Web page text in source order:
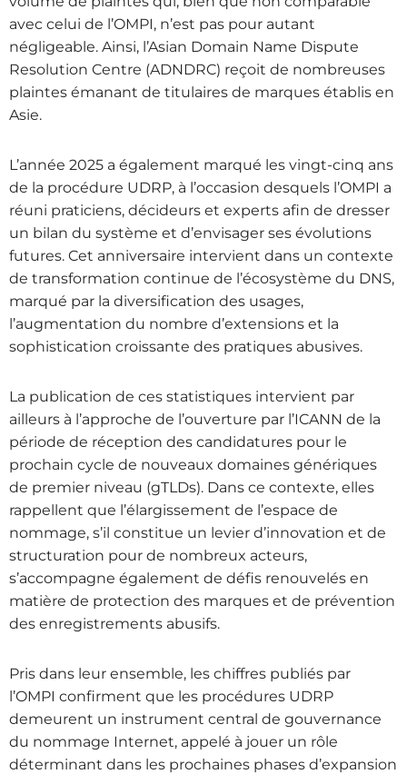
avec celui de l’OMPI, n’est pas pour autant
négligeable. Ainsi, l’Asian Domain Name Dispute
Resolution Centre (ADNDRC) reçoit de nombreuses
plaintes émanant de titulaires de marques établis en
Asie.
L’année 2025 a également marqué les vingt-cinq ans
de la procédure UDRP, à l’occasion desquels l’OMPI a
réuni praticiens, décideurs et experts afin de dresser
un bilan du système et d’envisager ses évolutions
futures. Cet anniversaire intervient dans un contexte
de transformation continue de l’écosystème du DNS,
marqué par la diversification des usages,
l’augmentation du nombre d’extensions et la
sophistication croissante des pratiques abusives.
La publication de ces statistiques intervient par
ailleurs à l’approche de l’ouverture par l’ICANN de la
période de réception des candidatures pour le
prochain cycle de nouveaux domaines génériques
de premier niveau (gTLDs). Dans ce contexte, elles
rappellent que l’élargissement de l’espace de
nommage, s’il constitue un levier d’innovation et de
structuration pour de nombreux acteurs,
s’accompagne également de défis renouvelés en
matière de protection des marques et de prévention
des enregistrements abusifs.
Pris dans leur ensemble, les chiffres publiés par
l’OMPI confirment que les procédures UDRP
demeurent un instrument central de gouvernance
du nommage Internet, appelé à jouer un rôle
déterminant dans les prochaines phases d’expansion